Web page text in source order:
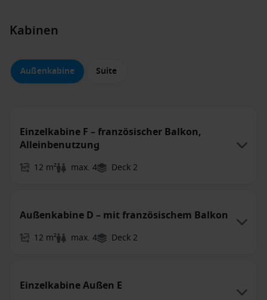
Kabinen
Außenkabine Suite
Einzelkabine F – französischer Balkon,
Alleinbenutzung
12 m² max. 4 Deck 2
Außenkabine D – mit französischem Balkon
12 m² max. 4 Deck 2
Einzelkabine Außen E